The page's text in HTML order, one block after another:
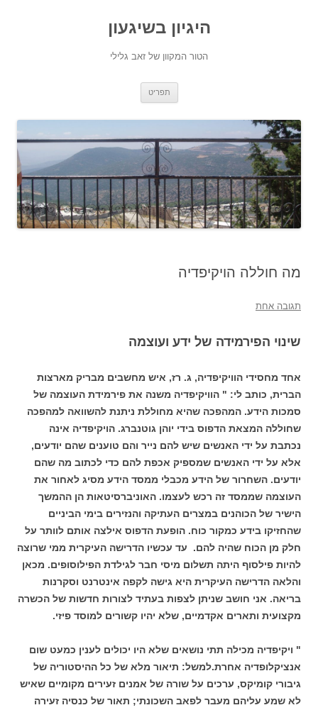
היגיון בשיגעון
הטור המקוון של זאב גלילי
תפריט
מה חוללה הויקיפדיה
תגובה אחת
שינוי הפירמידה של ידע ועוצמה
אחד מחסידי הוויקיפדיה, ג. רז, איש מחשבים מבריק מארצות
הברית, כותב לי: " הוויקיפדיה משנה את פירמידת העוצמה של
סמכות הידע. המהפכה שהיא מחוללת ניתנת להשוואה למהפכה
שחוללה המצאת הדפוס בידי יוהן גוטנברג. הויקיפדיה אינה
נכתבת על ידי האנשים שיש להם נייר והם טוענים שהם יודעים,
אלא על ידי האנשים שמספיק אכפת להם כדי לכתוב מה שהם
יודעים. השחרור של הידע מכבלי ממסד הידע מסיג לאחור את
העוצמה שממסד זה רכש לעצמו. האוניברסיטאות הן ההמשך
הישיר של הכוהנים במצרים העתיקה והנזירים בימי הביניים
שהחזיקו בידע כמקור כוח. הופעת הדפוס אילצה אותם לוותר על
חלק מן הכוח שהיה להם. עד עכשיו הדרישה העיקרית ממי שרוצה
להיות פילסוף היתה תשלום מיסי חבר לגילדת הפילוסופים. מכאן
והלאה הדרישה העיקרית היא גישה לקפה אינטרנט וסקרנות
בריאה. אני חושב שניתן לצפות בעתיד לצורות חדשות של הכשרה
מקצועית ותארים אקדמיים, שלא יהיו קשורים למוסד פיזי.
" ויקיפדיה מכילה תתי נושאים שלא היו יכולים לענין כמעט שום
אנציקלופדיה אחרת.למשל: תיאור מלא של כל ההיסטוריה של
גיבורי קומיקס, ערכים על שורה של אמנים זעירים מקומיים שאיש
לא שמע עליהם מעבר לפאב השכונתי; תאור של כנסיה זעירה